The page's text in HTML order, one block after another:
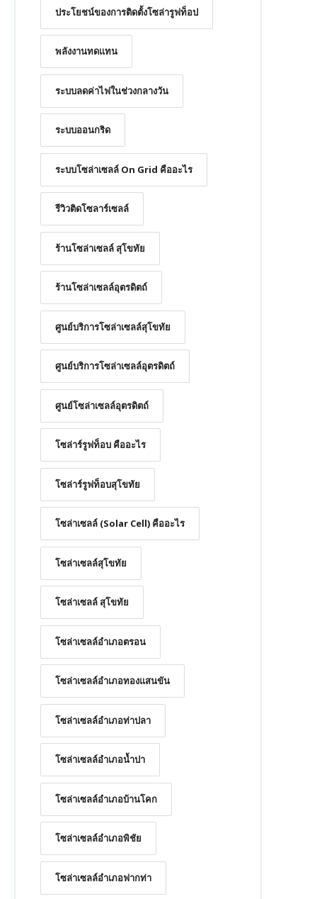
ประโยชน์ของการติดตั้งโซล่ารูฟท็อป
พลังงานทดแทน
ระบบลดค่าไฟในช่วงกลางวัน
ระบบออนกริด
ระบบโซล่าเซลล์ On Grid คืออะไร
รีวิวติดโซลาร์เซลล์
ร้านโซล่าเซลล์ สุโขทัย
ร้านโซล่าเซลล์อุตรดิตถ์
ศูนย์บริการโซล่าเซลล์สุโขทัย
ศูนย์บริการโซล่าเซลล์อุตรดิตถ์
ศูนย์โซล่าเซลล์อุตรดิตถ์
โซล่าร์รูฟท็อบ คืออะไร
โซล่าร์รูฟท็อบสุโขทัย
โซล่าเซลล์ (Solar Cell) คืออะไร
โซล่าเซลล์สุโขทัย
โซล่าเซลล์ สุโขทัย
โซล่าเซลล์อำเภอตรอน
โซล่าเซลล์อำเภอทองแสนขัน
โซล่าเซลล์อำเภอท่าปลา
โซล่าเซลล์อำเภอน้ำปา
โซล่าเซลล์อำเภอบ้านโคก
โซล่าเซลล์อำเภอพิชัย
โซล่าเซลล์อำเภอฟากท่า